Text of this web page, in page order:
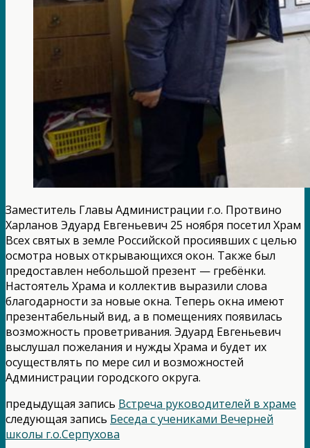
Заместитель Главы Администрации г.о. Протвино
Харланов Эдуард Евгеньевич 25 ноября посетил Храм
Всех святых в земле Российской просиявших с целью
осмотра новых открывающихся окон. Также был
предоставлен небольшой презент — гребёнки.
Настоятель Храма и коллектив выразили слова
благодарности за новые окна. Теперь окна имеют
презентабельный вид, а в помещениях появилась
возможность проветривания. Эдуард Евгеньевич
выслушал пожелания и нужды Храма и будет их
осуществлять по мере сил и возможностей
Администрации городского округа.
предыдущая запись Встреча руководителей в храме
следующая запись Беседа с учениками Вечерней
школы г.о.Серпухова